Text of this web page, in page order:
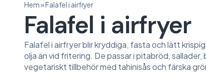
Hem»Falafel i airfryer
Falafel i airfryer
Falafel i airfryer blir kryddiga, fasta och lätt
olja än vid fritering. De passar i pitabröd,
vegetariskt tillbehör med tahinisås och färska